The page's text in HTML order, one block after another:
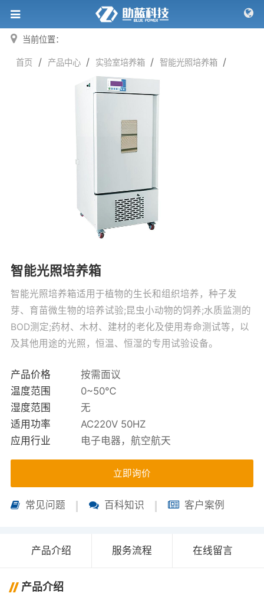
当前位置：
首页 / 产品中心 / 实验室培养箱 / 智能光照培养箱 /
智能光照培养箱
智能光照培养箱适用于植物的生长和组织培养，种子发
芽、育苗微生物的培养试验;昆虫小动物的饲养;水质监测的
BOD测定;药材、木材、建材的老化及使用寿命测试等，以
及其他用途的光照，恒温、恒湿的专用试验设备。
产品价格
按需面议
温度范围
0~50℃
湿度范围
无
适用功率
AC220V 50HZ
应用行业
电子电器，航空航天
立即询价
常见问题 百科知识 客户案例
产品介绍 服务流程 在线留言
产品介绍